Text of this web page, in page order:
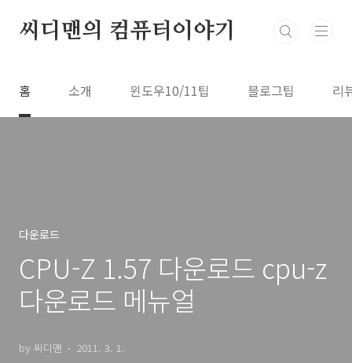
씨디맨의 컴퓨터이야기
홈 소개 윈도우10/11팁 블로그팁 리
다운로드
CPU-Z 1.57 다운로드 cpu-z
다운로드 메뉴얼
by 씨디맨 2011. 3. 1.